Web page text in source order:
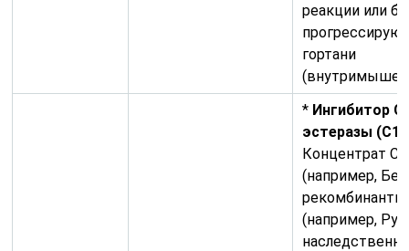
реакции или
гортани
* Ингибитор
эстеразы (C1-
Концентрат
(например,
(например,